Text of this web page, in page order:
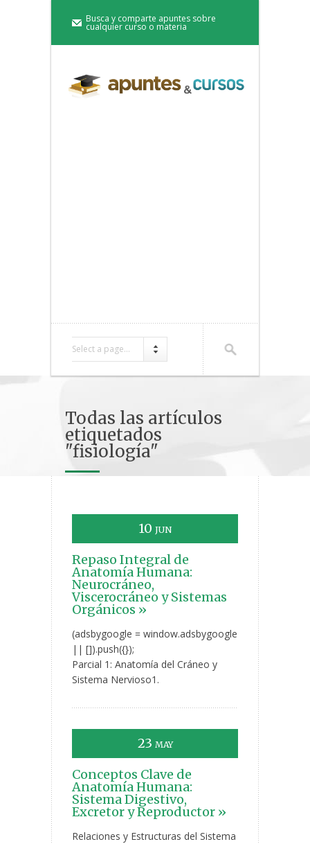
Busca y comparte apuntes sobre
cualquier curso o materia
Select a page...
Todas las artículos
etiquetados
"fisiología"
10 JUN
Repaso Integral de
Anatomía Humana:
Neurocráneo,
Viscerocráneo y Sistemas
Orgánicos »
(adsbygoogle = window.adsbygoogle
|| []).push({});
Parcial 1: Anatomía del Cráneo y
Sistema Nervioso1.
23 MAY
Conceptos Clave de
Anatomía Humana:
Sistema Digestivo,
Excretor y Reproductor »
Relaciones y Estructuras del Sistema